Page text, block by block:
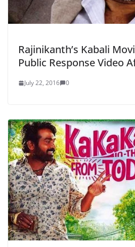
Rajinikanth’s Kabali
Public Response Video
July 22, 2016 0